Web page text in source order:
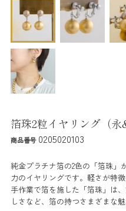
箔珠2粒イヤリング（永
商品番号 0205020103
純金プラチナ箔の2色の「箔珠」
力のイヤリングです。軽さが特
手作業で箔を施した「箔珠」は
しさなど、箔の持つさまざまな